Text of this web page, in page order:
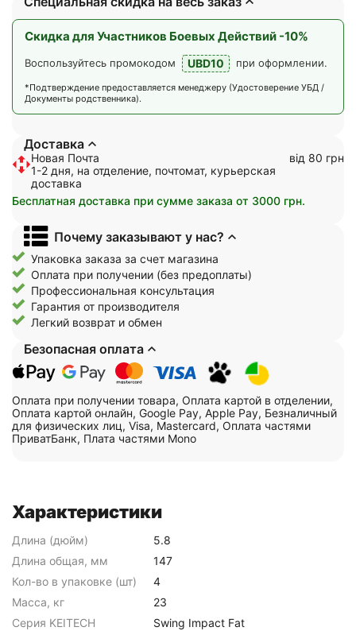
Скидка для Участников Боевых Действий -10%
Воспользуйтесь промокодом UBD10 при оформлении.
*Подтверждение предоставляется менеджеру (Удостоверение УБД /
Документы родственника).
Доставка
Новая Почта
1-2 дня, на отделение, почтомат, курьерская
доставка
від 80 грн
Бесплатная доставка при сумме заказа от 3000 грн.
Почему заказывают у нас?
Упаковка заказа за счет магазина
Оплата при получении (без предоплаты)
Профессиональная консультация
Гарантия от производителя
Легкий возврат и обмен
Безопасная оплата
Оплата при получении товара, Оплата картой в отделении,
Оплата картой онлайн, Google Pay, Apple Pay, Безналичный
для физических лиц, Visa, Mastercard, Оплата частями
ПриватБанк, Плата частями Mono
Характеристики
Длина (дюйм)
5.8
Длина общая, мм
147
Кол-во в упаковке (шт)
4
Масса, кг
23
Серия KEITECH
Swing Impact Fat